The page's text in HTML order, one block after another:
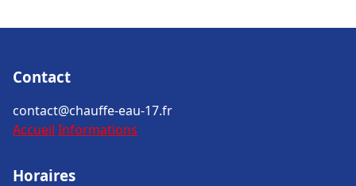
Contact
contact@chauffe-eau-17.fr
Accueil Informations
Horaires